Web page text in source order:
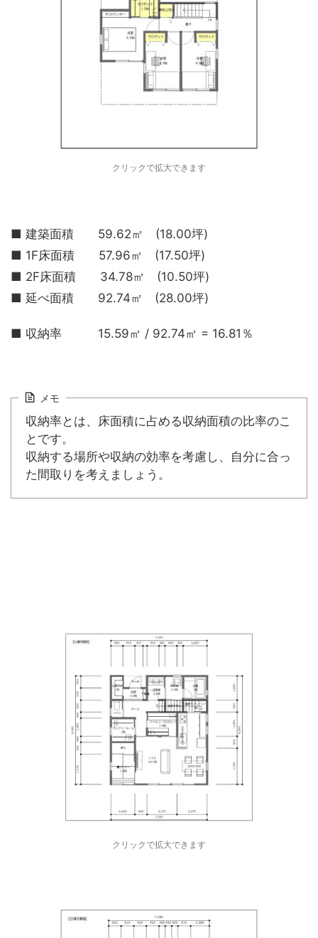
クリックで拡大できます
■ 建築面積 59.62㎡ (18.00坪)
■ 1F床面積 57.96㎡ (17.50坪)
■ 2F床面積 34.78㎡ (10.50坪)
■ 延べ面積 92.74㎡ (28.00坪)
■ 収納率 15.59㎡ / 92.74㎡ = 16.81％
メモ
収納率とは、床面積に占める収納面積の比率のこ
とです。
収納する場所や収納の効率を考慮し、自分に合っ
た間取りを考えましょう。
クリックで拡大できます